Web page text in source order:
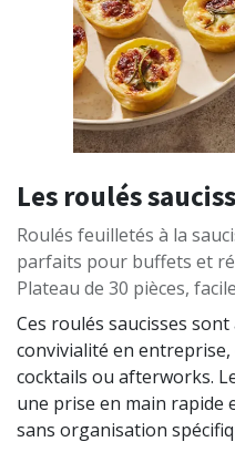
Les roulés
Roulés feuilletés à la
parfaits pour buffets et
Plateau de 30 pièces,
Ces roulés saucisses
convivialité en
cocktails ou afterworks.
une prise en main rapide
sans organisation